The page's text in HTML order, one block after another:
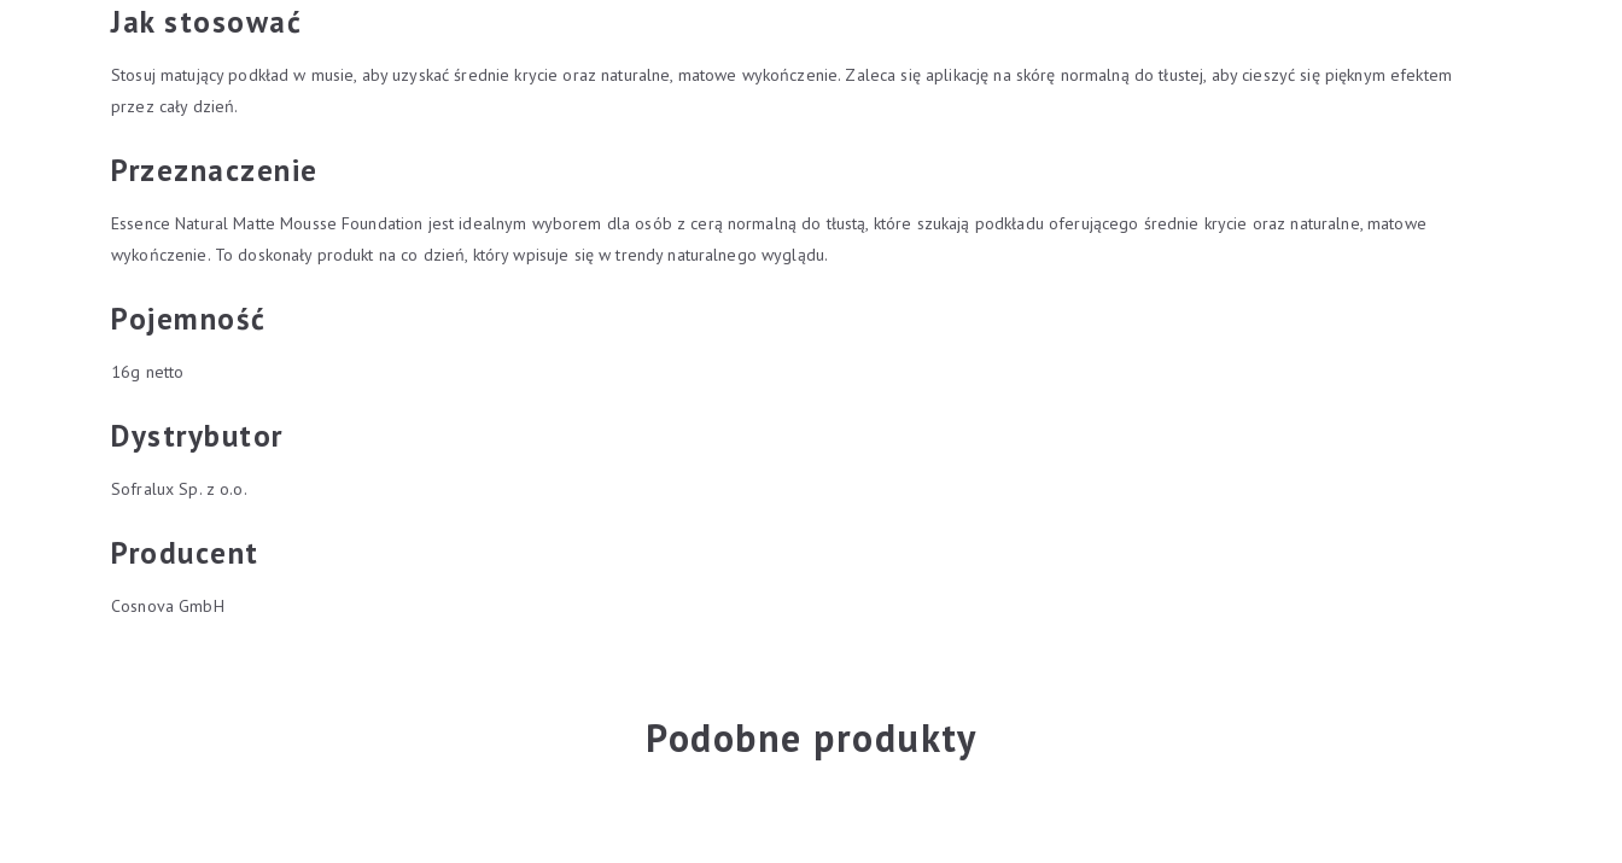
Jak stosować
Stosuj matujący podkład w musie, aby uzyskać średnie krycie oraz naturalne, matowe wykończenie. Zaleca się aplikację na skórę normalną do tłustej, aby cieszyć się pięknym efektem
przez cały dzień.
Przeznaczenie
Essence Natural Matte Mousse Foundation jest idealnym wyborem dla osób z cerą normalną do tłustą, które szukają podkładu oferującego średnie krycie oraz naturalne, matowe
wykończenie. To doskonały produkt na co dzień, który wpisuje się w trendy naturalnego wyglądu.
Pojemność
16g netto
Dystrybutor
Sofralux Sp. z o.o.
Producent
Cosnova GmbH
Podobne produkty